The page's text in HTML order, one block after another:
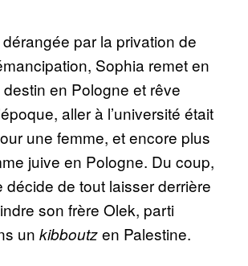
par la privation de
Sophia remet en
en Pologne et rêve
aller à l’université était
une femme, et encore plus
juive en Pologne. Du coup,
décide de tout laisser derrière
son frère Olek, parti
un kibboutzen Palestine.